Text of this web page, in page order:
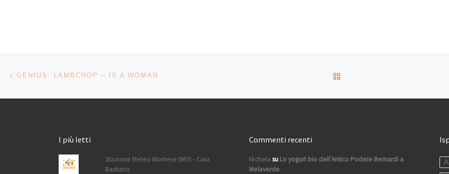
Navigazione articoli
GENIUS: LAMBCHOP – IS A WOMAN
I più letti
Stazione Meteo Montese (MO) - Casa
Bastiano
Commenti recenti
Michela su Lo yogurt bio dell’Antico Podere Bernardi a
Melaverde